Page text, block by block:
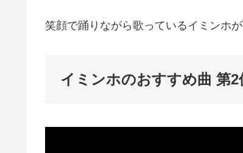
笑顔で踊りながら歌っているイミンホ
イミンホのおすすめ曲 第2